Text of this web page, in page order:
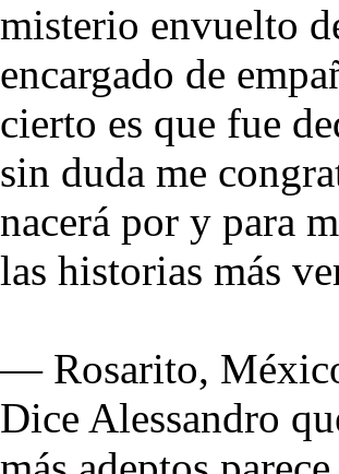
misterio envuelto
encargado de
cierto es que fue
sin duda me
nacerá por y para
las historias más
— Rosarito,
Dice Alessandro